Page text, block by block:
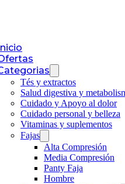
Tés y extractos
Salud digestiva y
Cuidado y Apoyo al dolor
Cuidado personal y belleza
Vitaminas y suplementos
Fajas
Alta Compresión
Media Compresión
Panty Faja
Hombre